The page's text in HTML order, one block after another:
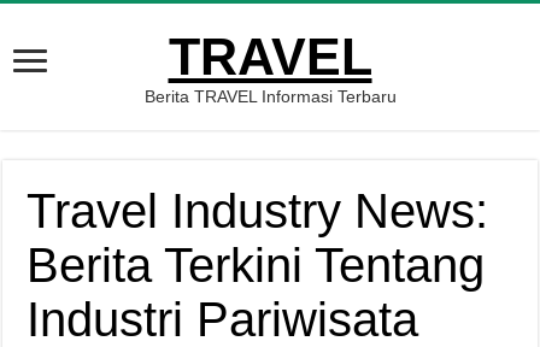
TRAVEL
Berita TRAVEL Informasi Terbaru
Travel Industry News:
Berita Terkini Tentang
Industri Pariwisata